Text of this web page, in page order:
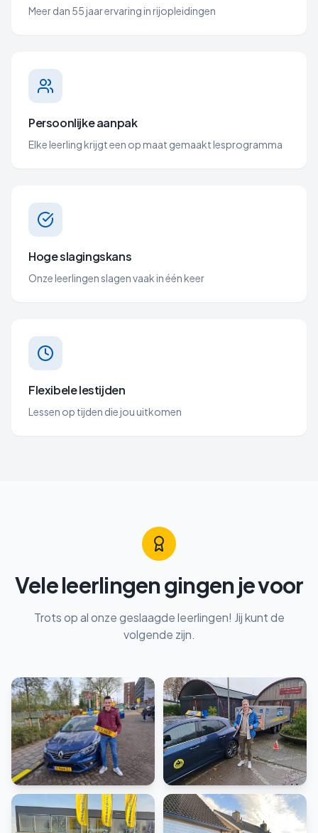
Meer dan 55 jaar ervaring in rijopleidingen
Persoonlijke aanpak
Elke leerling krijgt een op maat gemaakt lesprogramma
Hoge slagingskans
Onze leerlingen slagen vaak in één keer
Flexibele lestijden
Lessen op tijden die jou uitkomen
Vele leerlingen gingen je voor
Trots op al onze geslaagde leerlingen! Jij kunt de
volgende zijn.
Rijbewijs BE